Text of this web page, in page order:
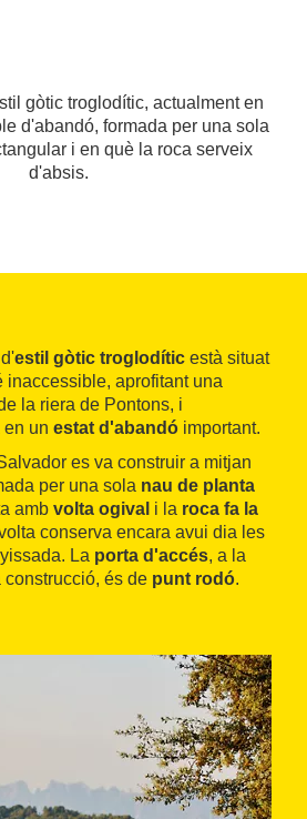
gòtic troglodític, actualment en
d'abandó, formada per una sola
i en què la roca serveix
d'absis.
estil gòtic troglodític està situat
inaccessible, aprofitant una
la riera de Pontons, i
en un estat d'abandó important.
es va construir a mitjan
per una sola nau de planta
amb volta ogival i la roca fa la
conserva encara avui dia les
La porta d'accés, a la
és de punt rodó.